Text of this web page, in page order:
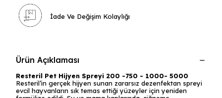
İade Ve Değişim Kolaylığı
Ürün Açıklaması
Resteril Pet Hijyen Spreyi 200 -750 - 1000- 5000
Resteril’in gerçek hijyen sunan zararsız dezenfektan spreyi
evcil hayvanların sık temas ettiği yüzeyler için yeniden